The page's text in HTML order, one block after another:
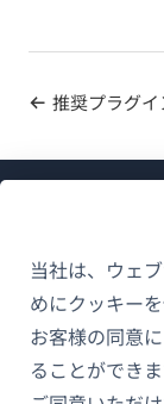
当社は、ウェ
めにクッキー
お客様の同意
ることができま
推奨プラグ